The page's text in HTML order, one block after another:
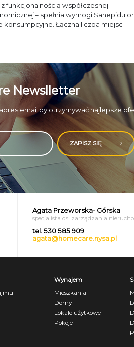
funkcjonalnością współczesnej
– spełnia wymogi Sanepidu
konsumpcyjne. Łączna liczba miejsc
Newslletter
email by otrzymywać najlepsze
ZAPISZ SIĘ
Wynajem
Mieszkania
Domy
Lokale użytkowe
Pokoje